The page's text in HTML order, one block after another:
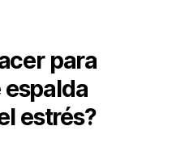
para
estrés?